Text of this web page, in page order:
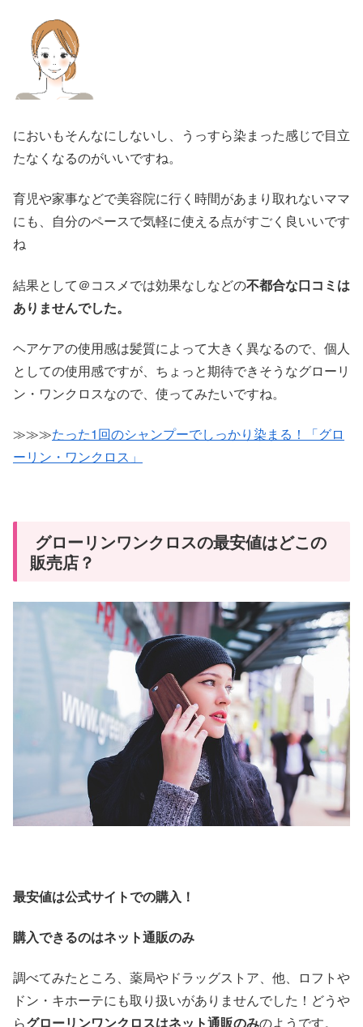
においもそんなにしないし、うっすら染まった感じで目立
たなくなるのがいいですね。
育児や家事などで美容院に行く時間があまり取れないママ
にも、自分のペースで気軽に使える点がすごく良いいです
ね
結果として＠コスメでは効果なしなどの不都合な口コミは
ありませんでした。
ヘアケアの使用感は髪質によって大きく異なるので、個人
としての使用感ですが、ちょっと期待できそうなグローリ
ン・ワンクロスなので、使ってみたいですね。
≫≫≫たった1回のシャンプーでしっかり染まる！「グロ
ーリン・ワンクロス」
グローリンワンクロスの最安値はどこの
販売店？
最安値は公式サイトでの購入！
購入できるのはネット通販のみ
調べてみたところ、薬局やドラッグストア、他、ロフトや
ドン・キホーテにも取り扱いがありませんでした！どうや
らグローリンワンクロスはネット通販のみのようです。